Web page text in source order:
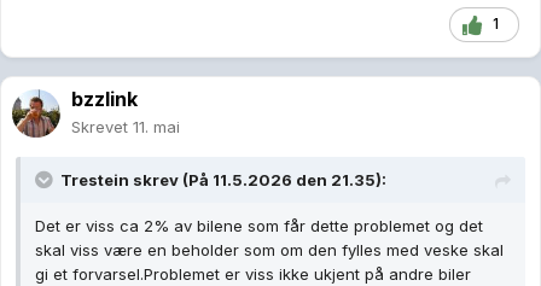
1
bzzlink
Skrevet 11. mai
Trestein skrev (På 11.5.2026 den 21.35):
Det er viss ca 2% av bilene som får dette problemet og det
skal viss være en beholder som om den fylles med veske skal
gi et forvarsel.Problemet er viss ikke ukjent på andre biler